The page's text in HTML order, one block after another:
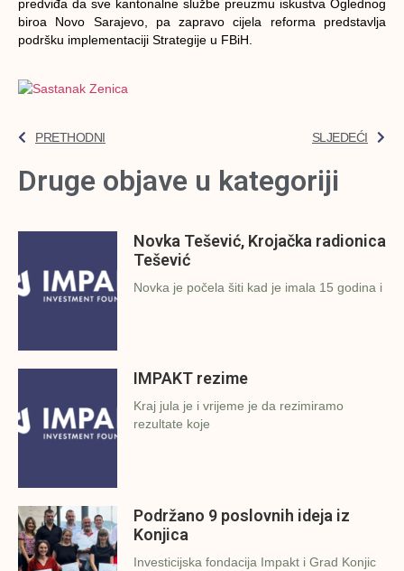
predviđa da sve kantonalne službe preuzmu iskustva Oglednog
biroa Novo Sarajevo, pa zapravo cijela reforma predstavlja
podršku implementaciji Strategije u FBiH.
PRETHODNI SLJEDEĆI
Druge objave u kategoriji
Novka Tešević, Krojačka radionica
Tešević
Novka je počela šiti kad je imala 15 godina i
IMPAKT rezime
Kraj jula je i vrijeme je da rezimiramo
rezultate koje
Podržano 9 poslovnih ideja iz
Konjica
Investicijska fondacija Impakt i Grad Konjic